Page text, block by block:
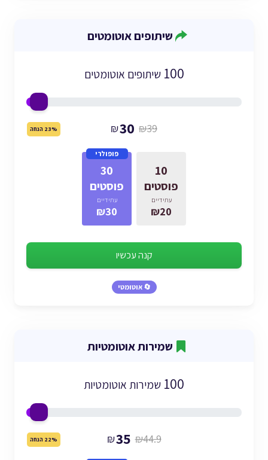
שיתופים אוטומטים
100 שיתופים אוטומטים
₪30 ₪39 23% הנחה
10
פוסטים
עתידיים
₪20
30
פוסטים
עתידיים
₪30
פופולרי
קנה עכשיו
🔄 אוטומטי
שמירות אוטומטיות
100 שמירות אוטומטיות
₪35 ₪44.9 22% הנחה